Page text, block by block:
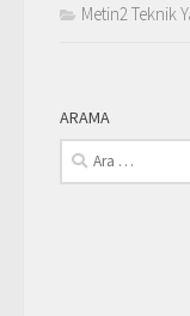
Metin2 Teknik
ARAMA
Arama: